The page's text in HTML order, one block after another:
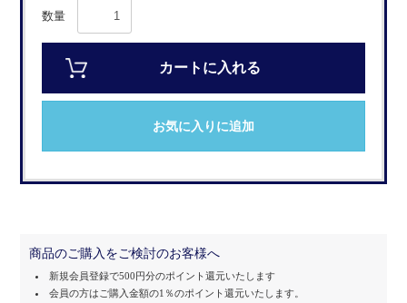
数量
カートに入れる
お気に入りに追加
商品のご購入をご検討のお客様へ
新規会員登録で500円分のポイント還元いたします
会員の方はご購入金額の1％のポイント還元いたします。